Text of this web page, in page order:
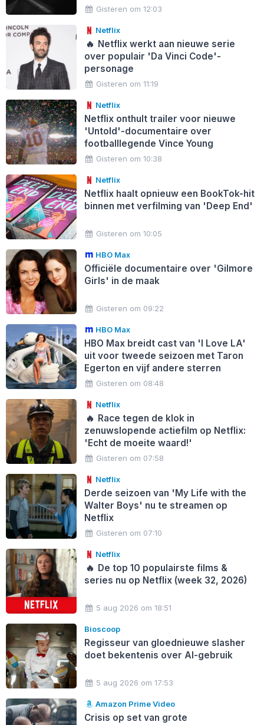
Gisteren om 12:03
Netflix
🔥 Netflix werkt aan nieuwe serie
over populair 'Da Vinci Code'-
personage
Gisteren om 11:19
Netflix
Netflix onthult trailer voor nieuwe
'Untold'-documentaire over
footballlegende Vince Young
Gisteren om 10:38
Netflix
Netflix haalt opnieuw een BookTok-hit
binnen met verfilming van 'Deep End'
Gisteren om 10:05
HBO Max
Officiële documentaire over 'Gilmore
Girls' in de maak
Gisteren om 09:22
HBO Max
HBO Max breidt cast van 'I Love LA'
uit voor tweede seizoen met Taron
Egerton en vijf andere sterren
Gisteren om 08:48
Netflix
🔥 Race tegen de klok in
zenuwslopende actiefilm op Netflix:
'Echt de moeite waard!'
Gisteren om 07:58
Netflix
Derde seizoen van 'My Life with the
Walter Boys' nu te streamen op
Netflix
Gisteren om 07:10
Netflix
🔥 De top 10 populairste films &
series nu op Netflix (week 32, 2026)
5 aug 2026 om 18:51
Bioscoop
Regisseur van gloednieuwe slasher
doet bekentenis over AI-gebruik
5 aug 2026 om 17:53
Amazon Prime Video
Crisis op set van grote